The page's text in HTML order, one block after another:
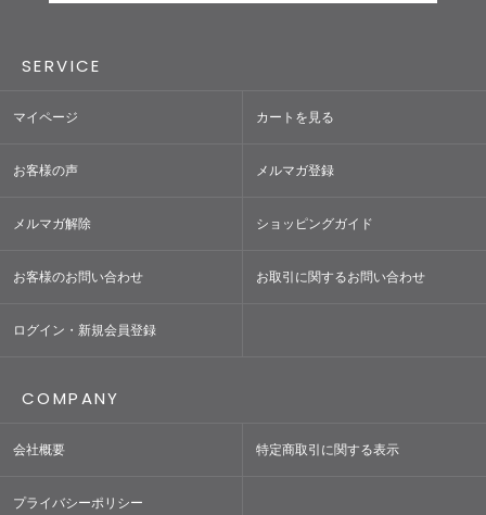
SERVICE
マイページ カートを見る
お客様の声 メルマガ登録
メルマガ解除 ショッピングガイド
お客様のお問い合わせ お取引に関するお問い合わせ
ログイン・新規会員登録
COMPANY
会社概要 特定商取引に関する表示
プライバシーポリシー